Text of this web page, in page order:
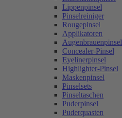
Lippenpinsel
Pinselreiniger
Rougepinsel
Applikatoren
Augenbrauenpinsel
Concealer-Pinsel
Eyelinerpinsel
Highlighter-Pinsel
Maskenpinsel
Pinselsets
Pinseltaschen
Puderpinsel
Puderquasten